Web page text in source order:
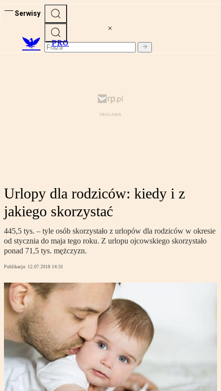
Serwisy
PRO
Urlopy dla rodziców: kiedy i z
jakiego skorzystać
445,5 tys. – tyle osób skorzystało z urlopów dla rodziców w okresie
od stycznia do maja tego roku. Z urlopu ojcowskiego skorzystało
ponad 71,5 tys. mężczyzn.
Publikacja: 12.07.2018 14:31